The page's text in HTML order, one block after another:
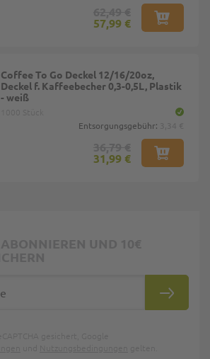
57,99 €
Coffee To Go Deckel 12/16/20oz,
Deckel f. Kaffeebecher 0,3-0,5L, Plastik
- weiß
Entsorgungsgebühr:
31,99 €